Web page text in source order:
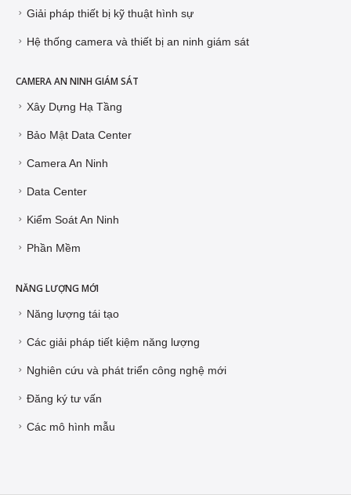
Giải pháp thiết bị kỹ thuật hình sự
Hệ thống camera và thiết bị an ninh giám sát
CAMERA AN NINH GIÁM SÁT
Xây Dựng Hạ Tầng
Bảo Mật Data Center
Camera An Ninh
Data Center
Kiểm Soát An Ninh
Phần Mềm
NĂNG LƯỢNG MỚI
Năng lượng tái tạo
Các giải pháp tiết kiệm năng lượng
Nghiên cứu và phát triển công nghệ mới
Đăng ký tư vấn
Các mô hình mẫu